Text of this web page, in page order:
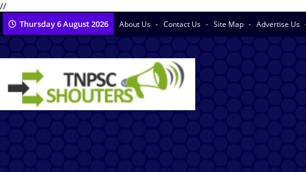
//
Thursday 6 August 2026 About Us Contact Us Site Map Advertise Us